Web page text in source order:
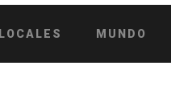
LOCALES MUNDO